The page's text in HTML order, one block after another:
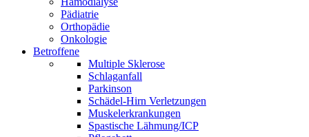
Pädiatrie
Orthopädie
Onkologie
Betroffene
Multiple Sklerose
Schlaganfall
Parkinson
Schädel-Hirn Verletzungen
Muskelerkrankungen
Spastische Lähmung/ICP